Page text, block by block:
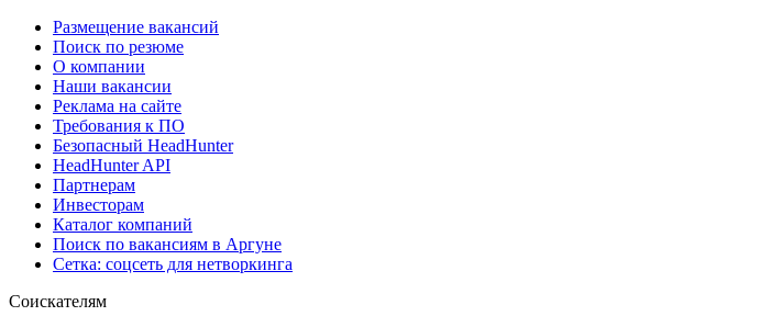
Размещение вакансий
Поиск по резюме
О компании
Наши вакансии
Реклама на сайте
Требования к ПО
Безопасный HeadHunter
HeadHunter API
Партнерам
Инвесторам
Каталог компаний
Поиск по вакансиям в Аргуне
Сетка: соцсеть для нетворкинга
Соискателям